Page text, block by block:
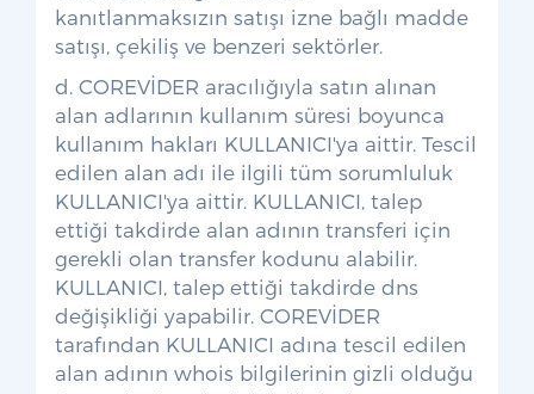
kanıtlanmaksızın satışı izne bağlı madde
satışı, çekiliş ve benzeri sektörler.
d. COREVİDER aracılığıyla satın alınan
alan adlarının kullanım süresi boyunca
kullanım hakları KULLANICI'ya aittir. Tescil
edilen alan adı ile ilgili tüm sorumluluk
KULLANICI'ya aittir. KULLANICI, talep
ettiği takdirde alan adının transferi için
gerekli olan transfer kodunu alabilir.
KULLANICI, talep ettiği takdirde dns
değişikliği yapabilir. COREVİDER
tarafından KULLANICI adına tescil edilen
alan adının whois bilgilerinin gizli olduğu